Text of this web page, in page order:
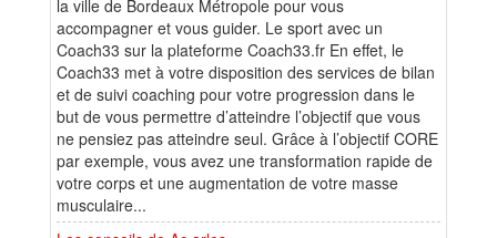
la ville de Bordeaux Métropole pour vous
accompagner et vous guider. Le sport avec un
Coach33 sur la plateforme Coach33.fr En effet, le
Coach33 met à votre disposition des services de bilan
et de suivi coaching pour votre progression dans le
but de vous permettre d’atteindre l’objectif que vous
ne pensiez pas atteindre seul. Grâce à l’objectif CORE
par exemple, vous avez une transformation rapide de
votre corps et une augmentation de votre masse
musculaire...